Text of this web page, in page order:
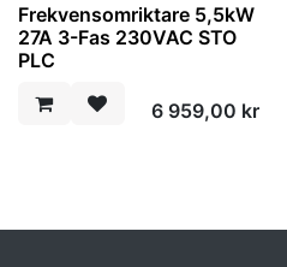
Frekvensomriktare 5,5kW
27A 3-Fas 230VAC STO
PLC
6 959,00 kr